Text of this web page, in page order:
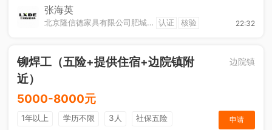
节日福利
工作餐
张海英
北京隆信德家具有限公司肥城分公司 认证 核验 22:32
铆焊工（五险+提供住宿+边院镇附
近）
边院镇
5000-8000元
1年以上 学历不限 3人
社保五险
申请